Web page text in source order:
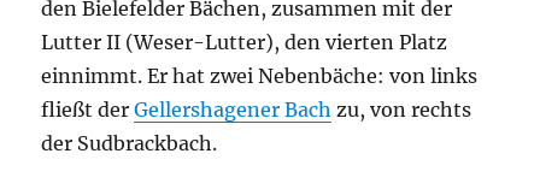
den Bielefelder Bächen, zusammen mit der
Lutter II (Weser-Lutter), den vierten Platz
einnimmt. Er hat zwei Nebenbäche: von links
fließt derGellershagener Bach zu, von rechts
der Sudbrackbach.